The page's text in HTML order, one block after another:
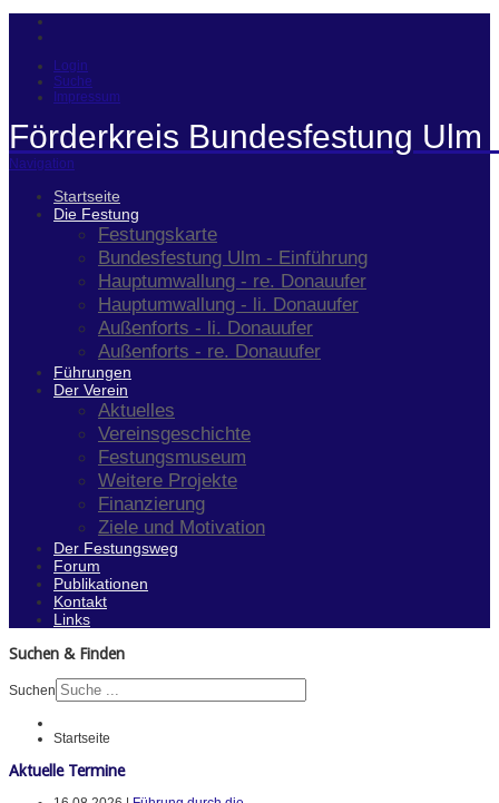
Login
Suche
Impressum
Förderkreis Bundesfestung Ulm
Navigation
Startseite
Die Festung
Festungskarte
Bundesfestung Ulm - Einführung
Hauptumwallung - re. Donauufer
Hauptumwallung - li. Donauufer
Außenforts - li. Donauufer
Außenforts - re. Donauufer
Führungen
Der Verein
Aktuelles
Vereinsgeschichte
Festungsmuseum
Weitere Projekte
Finanzierung
Ziele und Motivation
Der Festungsweg
Forum
Publikationen
Kontakt
Links
Suchen & Finden
Suchen
Startseite
Aktuelle Termine